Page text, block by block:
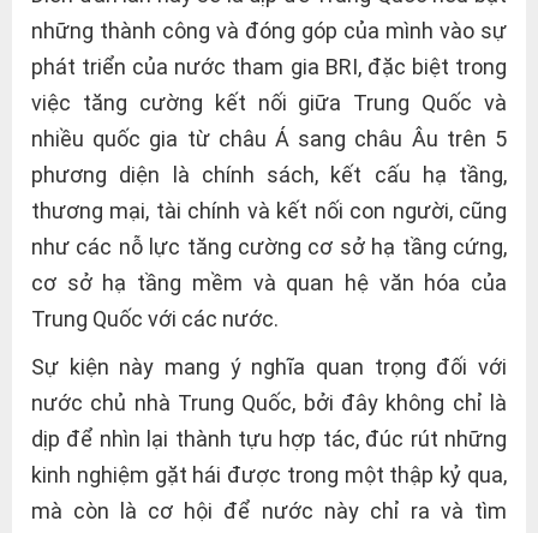
những thành công và đóng góp của mình vào sự
phát triển của nước tham gia BRI, đặc biệt trong
việc tăng cường kết nối giữa Trung Quốc và
nhiều quốc gia từ châu Á sang châu Âu trên 5
phương diện là chính sách, kết cấu hạ tầng,
thương mại, tài chính và kết nối con người, cũng
như các nỗ lực tăng cường cơ sở hạ tầng cứng,
cơ sở hạ tầng mềm và quan hệ văn hóa của
Trung Quốc với các nước.
Sự kiện này mang ý nghĩa quan trọng đối với
nước chủ nhà Trung Quốc, bởi đây không chỉ là
dịp để nhìn lại thành tựu hợp tác, đúc rút những
kinh nghiệm gặt hái được trong một thập kỷ qua,
mà còn là cơ hội để nước này chỉ ra và tìm